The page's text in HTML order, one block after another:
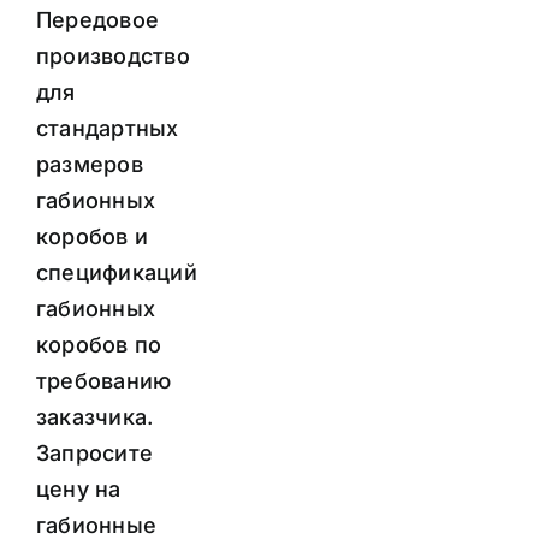
Передовое
производство
для
стандартных
размеров
габионных
коробов и
спецификаций
габионных
коробов по
требованию
заказчика.
Запросите
цену на
габионные